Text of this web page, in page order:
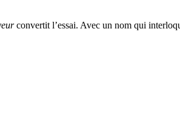
convertit l’essai. Avec un nom qui